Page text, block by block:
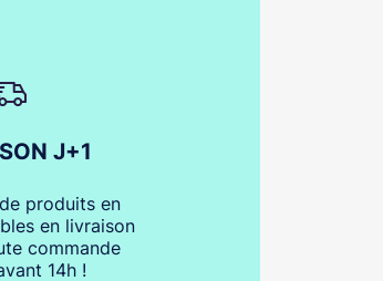
J+1
produits en
en livraison
commande
14h !